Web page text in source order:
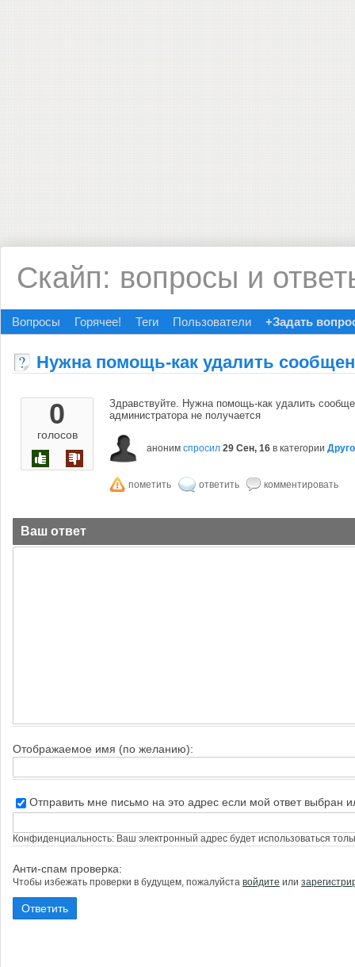
Скайп: вопросы и
Вопросы Горячее! Теги Пользователи +Задать
Нужна помощь-как удалить
0
голосов
Здравствуйте. Нужна помощь-как удалить
администратора не получается
аноним спросил 29 Сен, 16 в категории
Ваш ответ
Отображаемое имя (по желанию):
Отправить мне письмо на это адрес если мой ответ выбран
Конфиденциальность: Ваш электронный адрес будет использоваться
Анти-спам проверка:
Чтобы избежать проверки в будущем, пожалуйста войдите или